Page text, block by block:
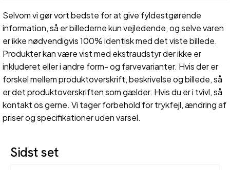
Selvom vi gør vort bedste for at give fyldestgørende
information, så er billederne kun vejledende, og selve varen
er ikke nødvendigvis 100% identisk med det viste billede.
Produkter kan være vist med ekstraudstyr der ikke er
inkluderet eller i andre form- og farvevarianter. Hvis der er
forskel mellem produktoverskrift, beskrivelse og billede, så
er det produktoverskriften som gælder. Hvis du er i tvivl, så
kontakt os gerne. Vi tager forbehold for trykfejl, ændring af
priser og specifikationer uden varsel.
Sidst set